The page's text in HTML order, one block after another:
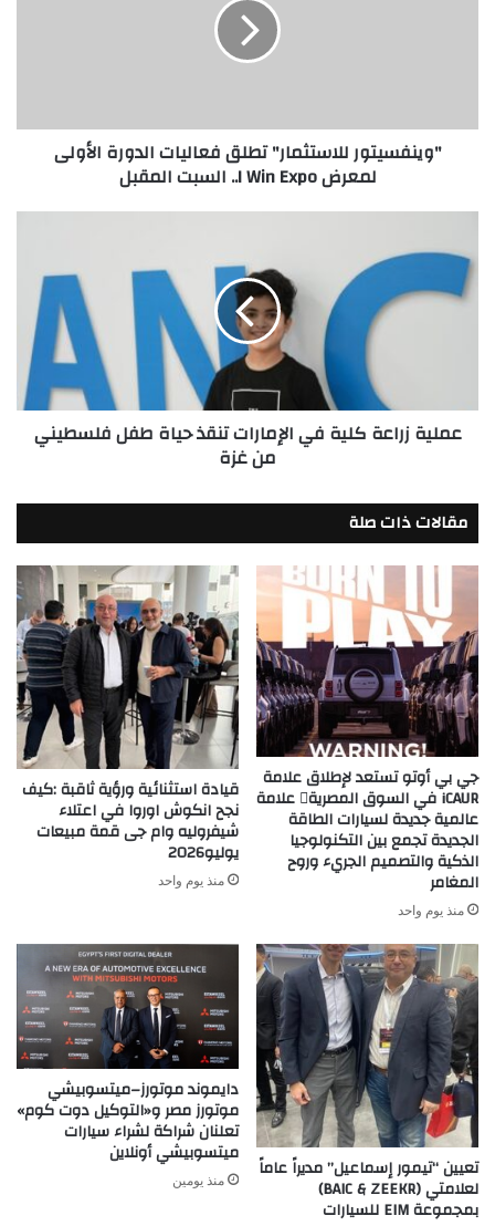
Win
Expo.."وينفسيتور للاستثمار" تطلق فعاليات الدورة الأولى
لمعرض I Win Expo.. السبت المقبل
كلية
في
فلسطيني
عملية زراعة كلية في الإمارات تنقذ حياة طفل فلسطيني
من غزة
مقالات ذات صلة
جي بي أوتو تستعد لإطلاق علامة
iCAUR في السوق المصرية علامة
عالمية جديدة لسيارات الطاقة
الجديدة تجمع بين التكنولوجيا
الذكية والتصميم الجريء وروح
المغامر
منذ يوم واحد
قيادة استثنائية ورؤية ثاقبة :كيف
نجح انكوش اوروا في اعتلاء
شيفروليه وام جى قمة مبيعات
يوليو2026
منذ يوم واحد
تعيين “تيمور إسماعيل” مديراً عاماً
لعلامتي (BAIC & ZEEKR)
بمجموعة EIM للسيارات
دايموند موتورز–ميتسوبيشي
موتورز مصر و«التوكيل دوت كوم»
تعلنان شراكة لشراء سيارات
ميتسوبيشي أونلاين
منذ يومين